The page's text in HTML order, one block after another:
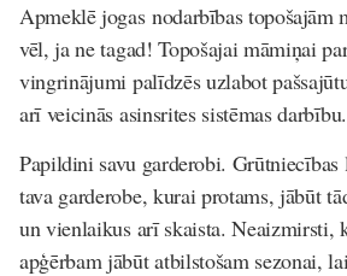
Apmeklē jogas nodarbības topošajām
vēl, ja ne tagad! Topošajai māmiņai
vingrinājumi palīdzēs uzlabot
arī veicinās asinsrites sistēmas darbību.
Papildini savu garderobi.
tava garderobe, kurai protams, jābūt
un vienlaikus arī skaista. Neaizmirsti,
apģērbam jābūt atbilstošam sezonai,